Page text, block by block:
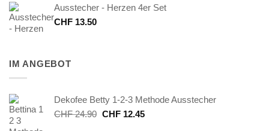
Ausstecher - Herzen 4er Set
CHF 13.50
IM ANGEBOT
Dekofee Betty 1-2-3 Methode Ausstecher
CHF24.90 Ursprünglicher
CHF12.45Aktueller